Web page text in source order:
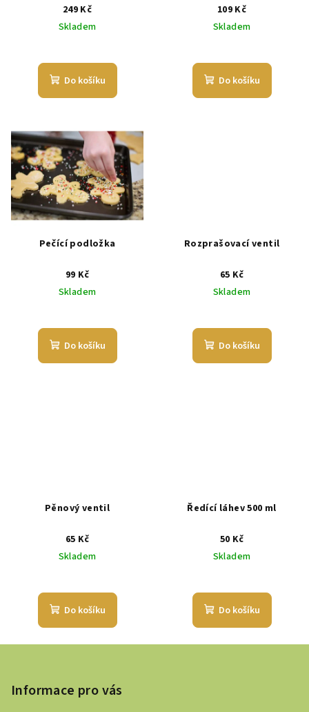
249 Kč
Skladem
hodnocení
produktu
5
hvězdiček.
Do košíku
109 Kč
Skladem
Do košíku
Pečící podložka
99 Kč
Skladem
Do košíku
Rozprašovací ventil
65 Kč
Skladem
Do košíku
Pěnový ventil
65 Kč
Skladem
Do košíku
Ředící láhev 500 ml
50 Kč
Skladem
Do košíku
Informace pro vás